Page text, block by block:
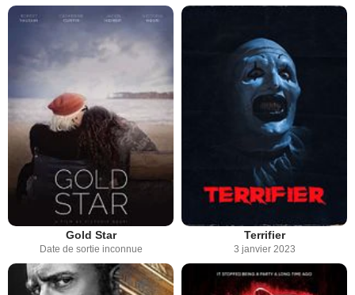
Gold Star
Date de sortie inconnue
Terrifier
3 janvier 2023